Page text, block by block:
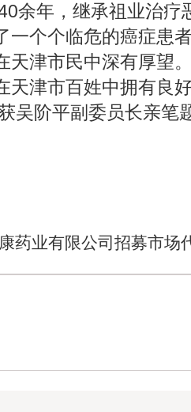
余年，继承祖业治疗
一个个临危的癌症患
天津市民中深有厚望
天津市百姓中拥有良
吴阶平副委员长亲笔
药业有限公司招募市场